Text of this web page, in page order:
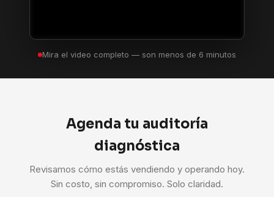
Mira el video completo — son menos de 6 minutos
Agenda tu auditoría
diagnóstica
Revisamos cómo estás vendiendo y operando hoy.
Sin costo, sin compromiso. Solo claridad.